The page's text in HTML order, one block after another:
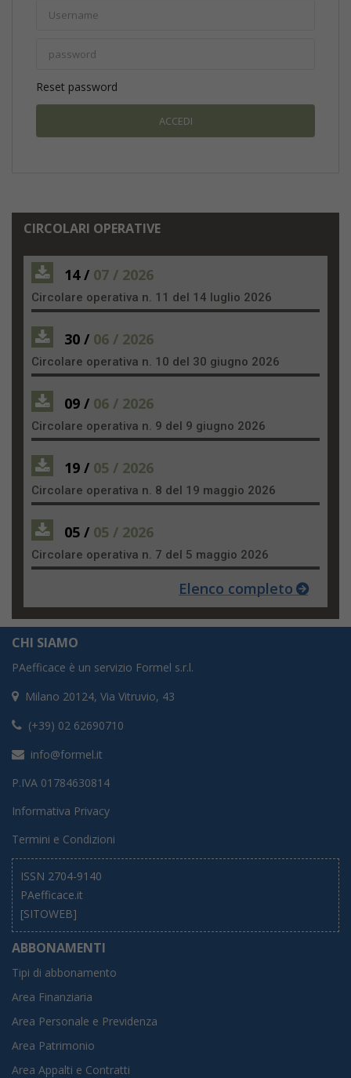
Reset password
CIRCOLARI OPERATIVE
14 / 07 / 2026
Circolare operativa n. 11 del 14 luglio 2026
30 / 06 / 2026
Circolare operativa n. 10 del 30 giugno 2026
09 / 06 / 2026
Circolare operativa n. 9 del 9 giugno 2026
19 / 05 / 2026
Circolare operativa n. 8 del 19 maggio 2026
05 / 05 / 2026
Circolare operativa n. 7 del 5 maggio 2026
Elenco completo
CHI SIAMO
PAefficace è un servizio Formel s.r.l.
Milano 20124, Via Vitruvio, 43
(+39) 02 62690710
info@formel.it
P.IVA 01784630814
Informativa Privacy
Termini e Condizioni
ISSN 2704-9140
PAefficace.it
[SITOWEB]
ABBONAMENTI
Tipi di abbonamento
Area Finanziaria
Area Personale e Previdenza
Area Patrimonio
Area Appalti e Contratti